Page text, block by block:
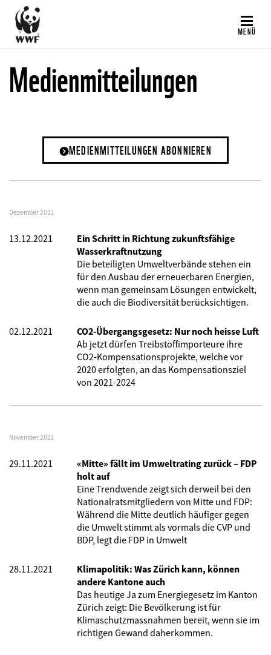
Direkt
zum
Inhalt
MENÜ
Medienmitteilungen
MEDIENMITTEILUNGEN ABONNIEREN
Dezember 2021
13.12.2021
Ein Schritt in Richtung zukunftsfähige
Wasserkraftnutzung
Die beteiligten Umweltverbände stehen ein
für den Ausbau der erneuerbaren Energien,
wenn man gemeinsam Lösungen entwickelt,
die auch die Biodiversität berücksichtigen.
02.12.2021
CO2-Übergangsgesetz: Nur noch heisse Luft
Ab jetzt dürfen Treibstoffimporteure ihre
CO2-Kompensationsprojekte, welche vor
2020 erfolgten, an das Kompensationsziel
von 2021-2024
November 2021
29.11.2021
«Mitte» fällt im Umweltrating zurück – FDP
holt auf
Eine Trendwende zeigt sich derweil bei den
Nationalratsmitgliedern von Mitte und FDP:
Während die Mitte deutlich häufiger gegen
die Umwelt stimmt als vormals die CVP und
BDP, legt die FDP in Umwelt
28.11.2021
Klimapolitik: Was Zürich kann, können
andere Kantone auch
Das heutige Ja zum Energiegesetz im Kanton
Zürich zeigt: Die Bevölkerung ist für
Klimaschutzmassnahmen bereit, wenn sie im
richtigen Gewand daherkommen.